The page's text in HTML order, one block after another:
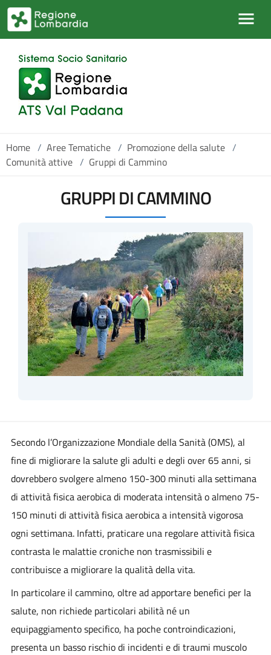
Salta al contenuto principale
Home / Aree Tematiche / Promozione della salute /
Comunità attive / Gruppi di Cammino
GRUPPI DI CAMMINO
Secondo l’Organizzazione Mondiale della Sanità (OMS), al
fine di migliorare la salute gli adulti e degli over 65 anni, si
dovrebbero svolgere almeno 150-300 minuti alla settimana
di attività fisica aerobica di moderata intensità o almeno 75-
150 minuti di attività fisica aerobica a intensità vigorosa
ogni settimana. Infatti, praticare una regolare attività fisica
contrasta le malattie croniche non trasmissibili e
contribuisce a migliorare la qualità della vita.
In particolare il cammino, oltre ad apportare benefici per la
salute, non richiede particolari abilità né un
equipaggiamento specifico, ha poche controindicazioni,
presenta un basso rischio di incidenti e di traumi muscolo